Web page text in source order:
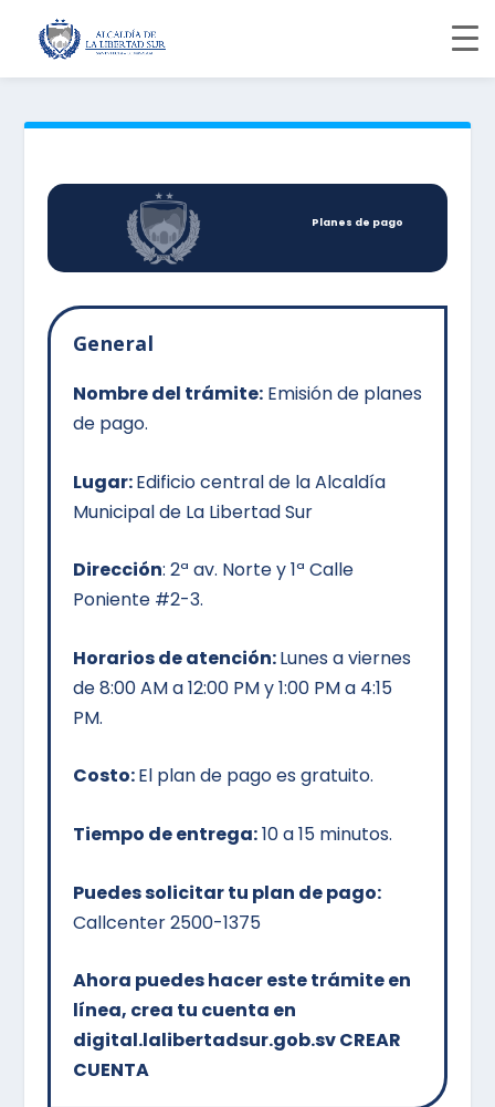
Planes de pago
General
Nombre del trámite:Emisión de planes
de pago.
Lugar:Edificio central de la Alcaldía
Municipal de La Libertad Sur
Dirección: 2ª av. Norte y 1ª Calle
Poniente #2-3.
Horarios de atención:Lunes a viernes
de 8:00 AM a 12:00 PM y 1:00 PM a 4:15
PM.
Costo:El plan de pago es gratuito.
Tiempo de entrega:10 a 15 minutos.
Puedes solicitar tu plan de pago:
Callcenter 2500-1375
Ahora puedes hacer este trámite en
línea, crea tu cuenta en
digital.lalibertadsur.gob.sv CREAR
CUENTA